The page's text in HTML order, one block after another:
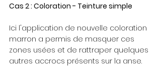
Cas 2 : Coloration - Teinture simple
Ici l'application de nouvelle coloration
marron a permis de masquer ces
zones usées et de rattraper quelques
autres accrocs présents sur la anse.